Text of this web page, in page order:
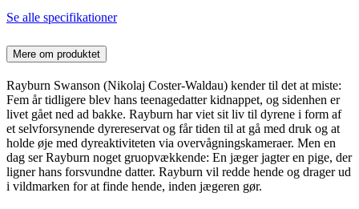
Se alle specifikationer
Mere om produktet
Rayburn Swanson (Nikolaj Coster-Waldau) kender til det at miste:
Fem år tidligere blev hans teenagedatter kidnappet, og sidenhen er
livet gået ned ad bakke. Rayburn har viet sit liv til dyrene i form af
et selvforsynende dyrereservat og får tiden til at gå med druk og at
holde øje med dyreaktiviteten via overvågningskameraer. Men en
dag ser Rayburn noget gruopvækkende: En jæger jagter en pige, der
ligner hans forsvundne datter. Rayburn vil redde hende og drager ud
i vildmarken for at finde hende, inden jægeren gør.